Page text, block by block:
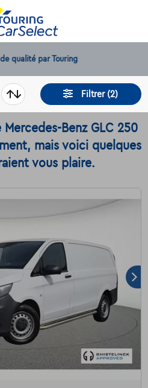
qualité par Touring
Filtrer (2)
Benz GLC 250
mais voici quelques
vous plaire.